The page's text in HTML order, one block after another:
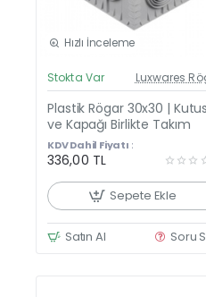
Hızlı İnceleme
Stokta Var Luxwares
Plastik Rögar 30x30 |
ve Kapağı Birlikte Takım
KDV Dahil Fiyatı :
336,00 TL
Sepete Ekle
Satın Al Soru